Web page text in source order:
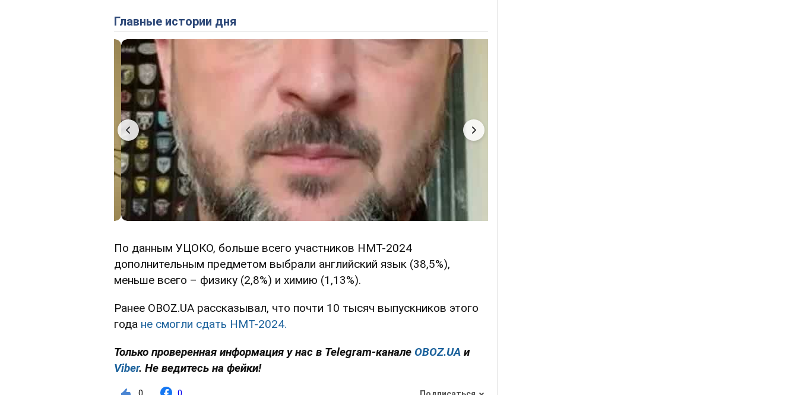
Главные истории дня
По данным УЦОКО, больше всего участников НМТ-2024
дополнительным предметом выбрали английский язык (38,5%),
меньше всего – физику (2,8%) и химию (1,13%).
Ранее OBOZ.UA рассказывал, что почти 10 тысяч выпускников этого
года не смогли сдать НМТ-2024.
Только проверенная информация у нас в Telegram-канале OBOZ.UA и
Viber. Не ведитесь на фейки!